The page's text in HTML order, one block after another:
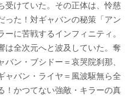
受けていた。その正体は、怜慈
った！対ギャバンの秘策「アン
に苦戦するインフィニティ。
は全次元へと波及していた。奪
ン・ブシドー＝哀哭院刹那、
ャバン・ライヤ＝風波駆無ら全
！かつてない強敵・キラーの真